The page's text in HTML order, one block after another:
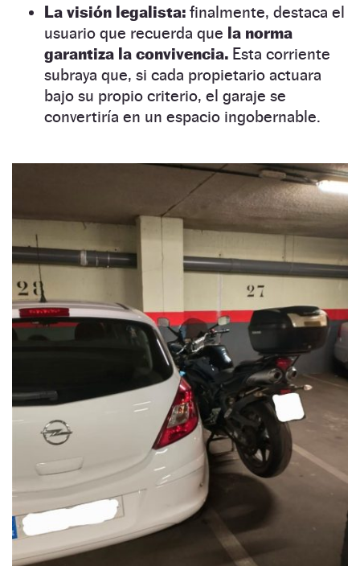
La visión legalista: finalmente, destaca el
usuario que recuerda que la norma
garantiza la convivencia. Esta corriente
subraya que, si cada propietario actuara
bajo su propio criterio, el garaje se
convertiría en un espacio ingobernable.